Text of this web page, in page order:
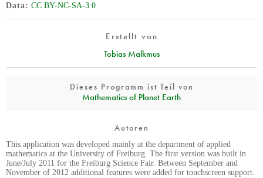
Data
CC BY-NC-SA-3.0
Erstellt von
Tobias Malkmus
Dieses Programm ist Teil von
Mathematics of Planet Earth
Autoren
This application was developed mainly at the department of applied
mathematics at the University of Freiburg. The first version was built in
June/July 2011 for the Freiburg Science Fair. Between September and
November of 2012 additional features were added for touchscreen support.